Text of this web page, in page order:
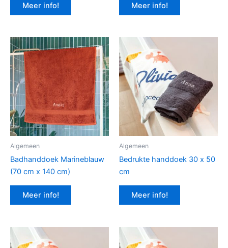
Meer info! Meer info!
Algemeen
Badhanddoek Marineblauw
(70 cm x 140 cm)
Meer info!
Algemeen
Bedrukte handdoek 30 x 50
cm
Meer info!